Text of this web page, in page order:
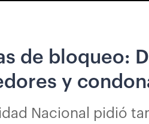
de bloqueo:
y
Nacional pidió